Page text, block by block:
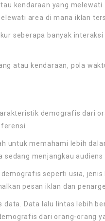
kendaraan yang
area di mana iklan
seberapa banyak
atau kendaraan, pola
demografis dari
untuk memahami lebih
menjangkau
seperti usia,
pesan iklan dan
Data lalu lintas lebih
dari orang-orang